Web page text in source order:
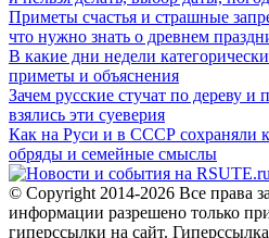
Приметы счастья и страшные
что нужно знать о древнем
В какие дни недели
приметы и объяснения
Зачем русские стучат по дереву и
взялись эти суеверия
Как на Руси и в СССР сохраняли
обряды и семейные смыслы
© Copyright 2014-2026 Все права
информации разрешено только
гиперссылки на сайт.